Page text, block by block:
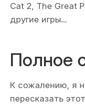
Cat 2, The Great
другие игры...
Полное
К сожалению, я
пересказать